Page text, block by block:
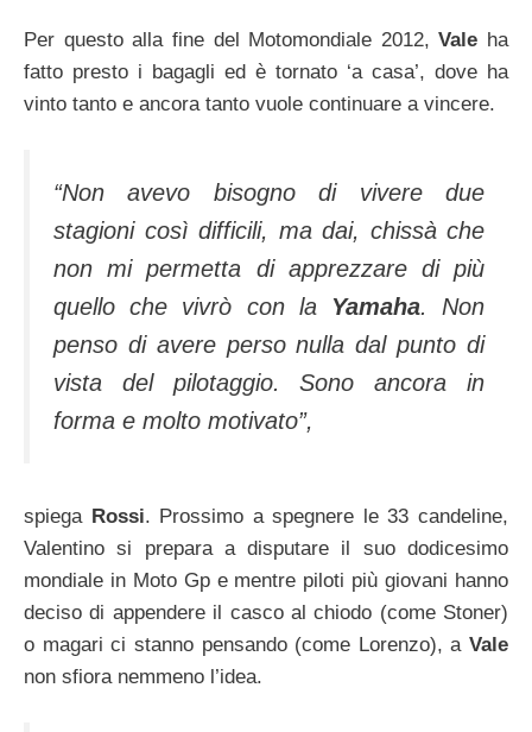
Per questo alla fine del Motomondiale 2012,Vale ha
fatto presto i bagagli ed è tornato ‘a casa’, dove ha
vinto tanto e ancora tanto vuole continuare a vincere.
“Non avevo bisogno di vivere due
stagioni così difficili, ma dai, chissà che
non mi permetta di apprezzare di più
quello che vivrò con la Yamaha. Non
penso di avere perso nulla dal punto di
vista del pilotaggio. Sono ancora in
forma e molto motivato”,
spiega Rossi. Prossimo a spegnere le 33 candeline,
Valentino si prepara a disputare il suo dodicesimo
mondiale in Moto Gp e mentre piloti più giovani hanno
deciso di appendere il casco al chiodo (come Stoner)
o magari ci stanno pensando (come Lorenzo), a Vale
non sfiora nemmeno l’idea.